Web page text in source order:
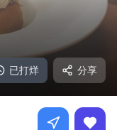
已打烊 分享